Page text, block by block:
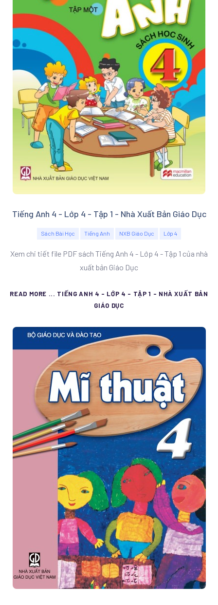
Tiếng Anh 4 - Lớp 4 - Tập 1 - Nhà Xuất Bản Giáo Dục
Sách Bài Học Tiếng Anh NXB Giáo Dục Lớp 4
Xem chi tiết file PDF sách Tiếng Anh 4 - Lớp 4 - Tập 1 của nhà
xuất bản Giáo Dục
READ MORE ... TIẾNG ANH 4 - LỚP 4 - TẬP 1 - NHÀ XUẤT BẢN
GIÁO DỤC